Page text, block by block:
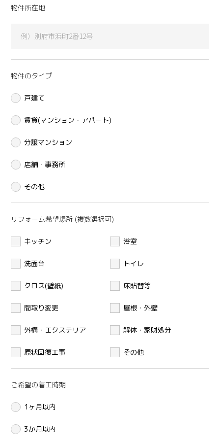
物件所在地
物件のタイプ
戸建て
賃貸(マンション・アパート)
分譲マンション
店舗・事務所
その他
リフォーム希望場所 (複数選択可)
キッチン 浴室
洗面台 トイレ
クロス(壁紙) 床貼替等
間取り変更 屋根・外壁
外構・エクステリア 解体・家財処分
原状回復工事 その他
ご希望の着工時期
1ヶ月以内
3か月以内